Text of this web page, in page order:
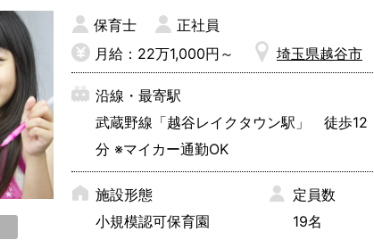
アットホームでまるでおうちのなかにいる
ような雰囲気の中、自分らしく働くことが
できます。
ブランクのある方、子育て中の方、働き方
は多様に相談できます！
まずは見学からでも大歓迎！ぜひお気軽に
問い合わせくださいね。
保育士
正社員
月給：22万1,000円～
埼玉県越谷市
沿線・最寄駅
武蔵野線「越谷レイクタウン駅」 徒歩12
分 ※マイカー通勤OK
施設形態
小規模認可保育園
定員数
19名
大宮区 見沼区
中央区
緑区 岩槻区